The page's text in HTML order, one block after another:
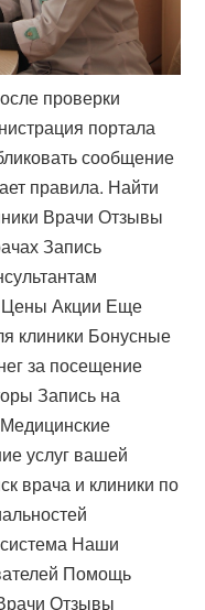
проверки
портала
сообщение
правила. Найти
Врачи Отзывы
Запись
Цены Акции Еще
клиники Бонусные
за посещение
Запись на
услуг вашей
врача и клиники по
Наши
Помощь
Отзывы